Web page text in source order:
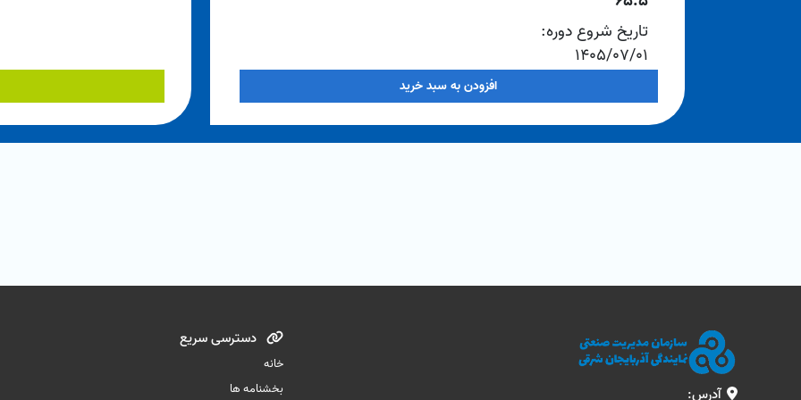
تاریخ شروع دوره:
1405/07/01
افزودن به سبد خرید
آدرس:
دسترسی سریع
خانه
بخشنامه ها